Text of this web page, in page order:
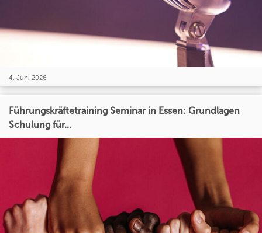
4. Juni 2026
Führungskräftetraining Seminar in Essen: Grundlagen
Schulung für...